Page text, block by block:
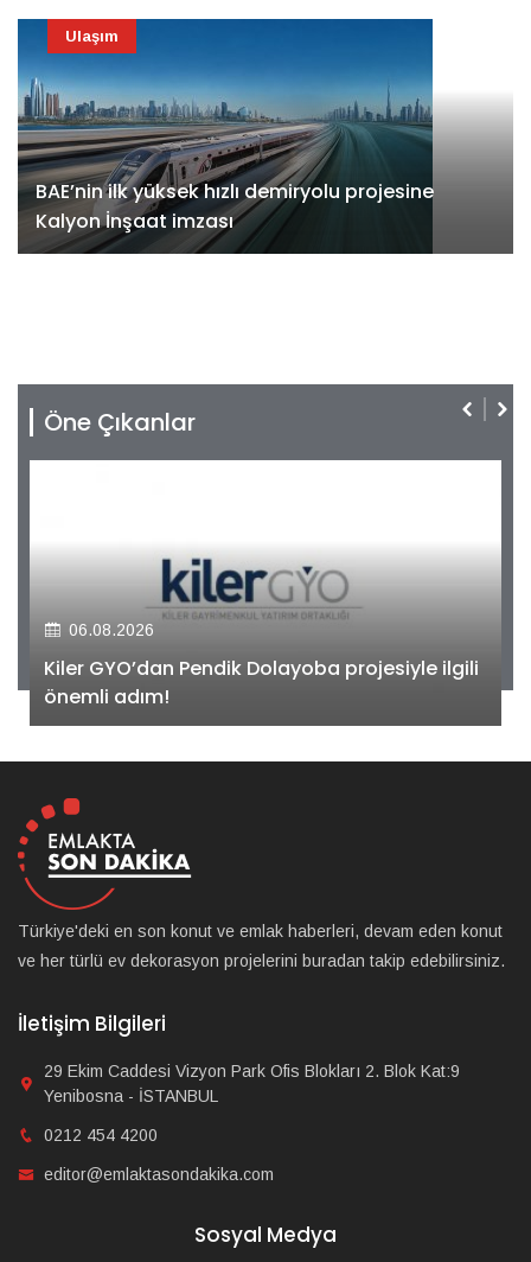
BAE’nin ilk yüksek hızlı demiryolu projesine
Kalyon İnşaat imzası
Ulaşım
Öne Çıkanlar
06.08.2026
Kiler GYO’dan Pendik Dolayoba projesiyle ilgili
önemli adım!
Türkiye'deki en son konut ve emlak haberleri, devam eden konut
ve her türlü ev dekorasyon projelerini buradan takip edebilirsiniz.
İletişim Bilgileri
29 Ekim Caddesi Vizyon Park Ofis Blokları 2. Blok Kat:9
Yenibosna - İSTANBUL
0212 454 4200
editor@emlaktasondakika.com
Sosyal Medya